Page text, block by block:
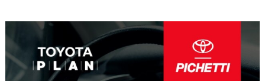
entradas